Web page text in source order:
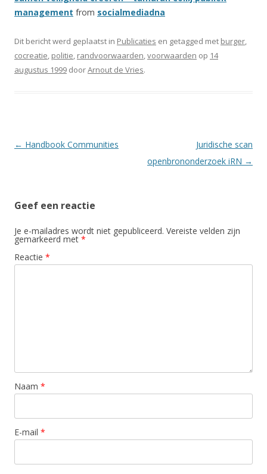
management from socialmediadna
Dit bericht werd geplaatst in Publicaties en getagged met burger,
cocreatie, politie, randvoorwaarden,voorwaarden op 14
augustus 1999 doorArnout de Vries.
Berichtnavigatie
← Handbook Communities
Juridische scan
openbrononderzoek iRN →
Geef een reactie
Je e-mailadres wordt niet gepubliceerd. Vereiste velden zijn
gemarkeerd met *
Reactie *
Naam *
E-mail *